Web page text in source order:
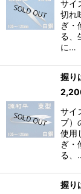
サイ
切れ
ぎ・
る、
に…
握
サイ
プ）
使用
ぎ・
る、
握